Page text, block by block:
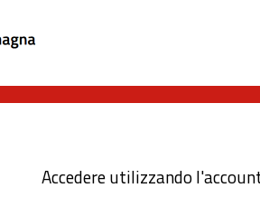
Accedere utilizzando